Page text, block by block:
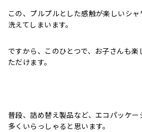
この、プルプルとした感触が楽しいシ
洗えてしまいます。
ですから、このひとつで、お子さんも
ただけます。
普段、詰め替え製品など、エコパッケー
多くいらっしゃると思います。